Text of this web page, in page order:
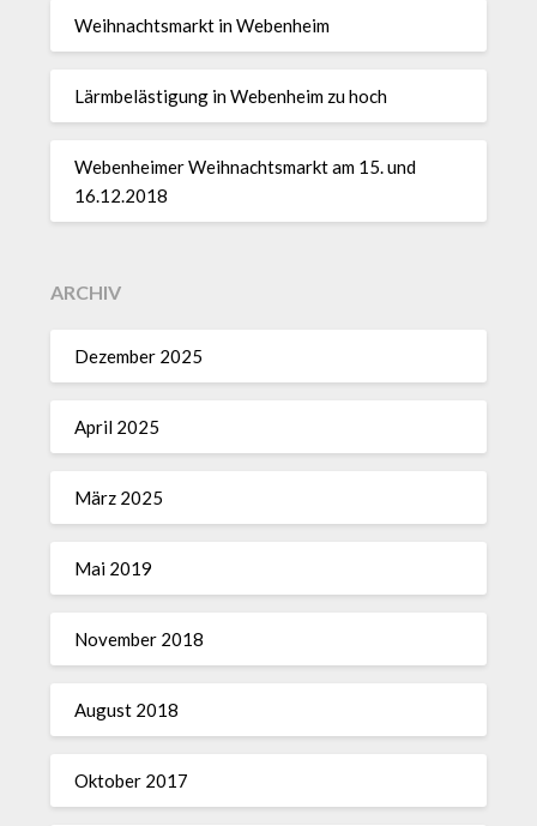
Weihnachtsmarkt in Webenheim
Lärmbelästigung in Webenheim zu hoch
Webenheimer Weihnachtsmarkt am 15. und
16.12.2018
ARCHIV
Dezember 2025
April 2025
März 2025
Mai 2019
November 2018
August 2018
Oktober 2017